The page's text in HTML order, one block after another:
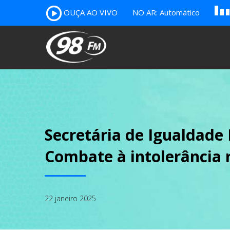
OUÇA AO VIVO NO AR: Automático B c
Secretária de Igualdade
Combate à intolerância
22 janeiro 2025